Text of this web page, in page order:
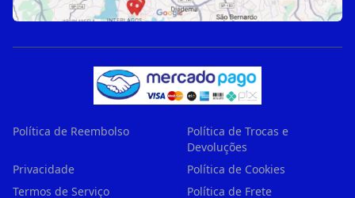
Política de Reembolso
Política de Trocas e
Devoluções
Privacidade
Política de Cookies
Termos de Serviço
Política de Frete